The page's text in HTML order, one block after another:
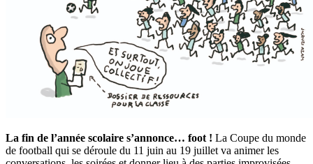
La fin de l’année scolaire s’annonce… foot ! La Coupe du monde
de football qui se déroule du 11 juin au 19 juillet va animer les